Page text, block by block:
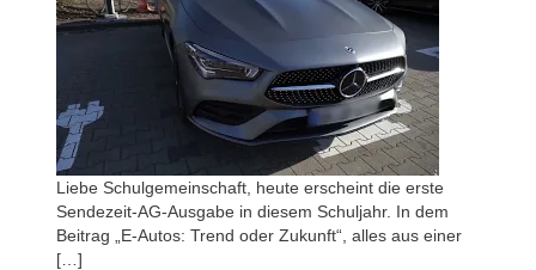
Liebe Schulgemeinschaft, heute erscheint die erste
Sendezeit-AG-Ausgabe in diesem Schuljahr. In dem
Beitrag „E-Autos: Trend oder Zukunft“, alles aus einer
[…]